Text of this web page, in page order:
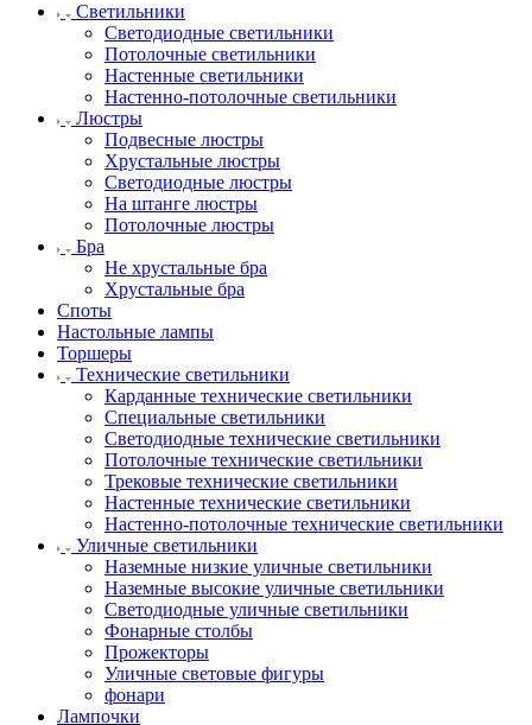
Светильники
Светодиодные светильники
Потолочные светильники
Настенные светильники
Настенно-потолочные светильники
Люстры
Подвесные люстры
Хрустальные люстры
Светодиодные люстры
На штанге люстры
Потолочные люстры
Бра
Не хрустальные бра
Хрустальные бра
Споты
Настольные лампы
Торшеры
Технические светильники
Карданные технические светильники
Специальные светильники
Светодиодные технические светильники
Потолочные технические светильники
Трековые технические светильники
Настенные технические светильники
Настенно-потолочные технические светильники
Уличные светильники
Наземные низкие уличные светильники
Наземные высокие уличные светильники
Светодиодные уличные светильники
Фонарные столбы
Прожекторы
Уличные световые фигуры
фонари
Лампочки